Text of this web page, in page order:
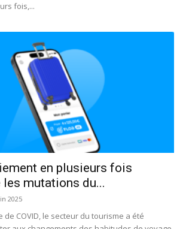
fois,...
en plusieurs fois
les mutations du...
2025
de COVID, le secteur du tourisme a été